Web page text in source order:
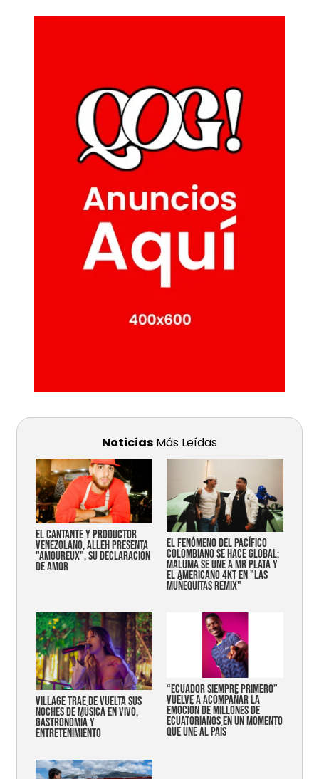
Noticias Más Leídas
EL CANTANTE Y PRODUCTOR
VENEZOLANO, ALLEH PRESENTA
"AMOUREUX", SU DECLARACIÓN
DE AMOR
EL FENÓMENO DEL PACÍFICO
COLOMBIANO SE HACE GLOBAL:
MALUMA SE UNE A MR PLATA Y
EL AMERICANO 4KT EN "LAS
MUÑEQUITAS REMIX"
Village trae de vuelta sus
noches de música en vivo,
gastronomía y
entretenimiento
“Ecuador siempre primero”
vuelve a acompañar la
emoción de millones de
ecuatorianos en un momento
que une al país